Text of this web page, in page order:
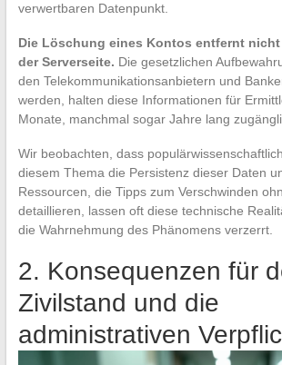
verwertbaren Datenpunkt.
Die Löschung eines Kontos entfernt
der Serverseite. Die gesetzlichen
den Telekommunikationsanbietern und
werden, halten diese Informationen für
Monate, manchmal sogar Jahre lang
Wir beobachten, dass
diesem Thema die Persistenz dieser Daten
Ressourcen, die Tipps zum Verschwinden
detaillieren, lassen oft diese technische
die Wahrnehmung des Phänomens verzerrt.
2. Konsequenzen für
Zivilstand und die
administrativen